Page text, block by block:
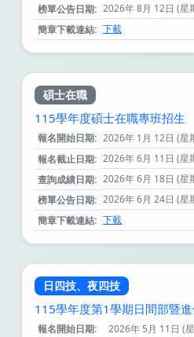
榜單公告日期: 2026年 8月 12日 (星
簡章下載連結: 下載
碩士在職
115學年度碩士在職專班招生
報名開始日期: 2026年 1月 12日 (星
報名截止日期: 2026年 6月 11日 (星
查詢成績日期: 2026年 6月 18日 (星
榜單公告日期: 2026年 6月 24日 (星
簡章下載連結: 下載
日四技、夜四技
115學年度第1學期日間部暨
報名開始日期:
2026年 5月 11日 (